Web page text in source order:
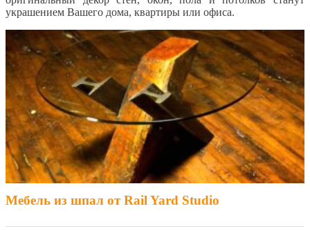
украшением Вашего дома, квартиры или офиса.
Мебель из шпал от Rail Yard Studio